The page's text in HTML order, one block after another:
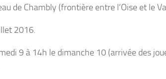
de Chambly (frontière entre l’Oise et le
2016.
9 à 14h le dimanche 10 (arrivée des